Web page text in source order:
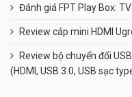
Đánh giá FPT Play Box:
Review cáp mini HDMI
Review bộ chuyển đổi
(HDMI, USB 3.0, USB sạc